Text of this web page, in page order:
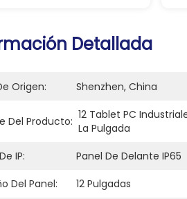
Detallada
Origen: Shenzhen, China
Del Producto: 12 Tablet PC
La Pulgada
IP: Panel De Delante IP65
Del Panel:
12 Pulgadas